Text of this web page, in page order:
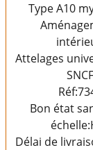
Type A10
Attelages
SNCF
Bon état
Délai de